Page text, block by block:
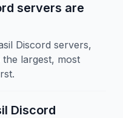
servers are
Discord servers,
largest, most
Discord